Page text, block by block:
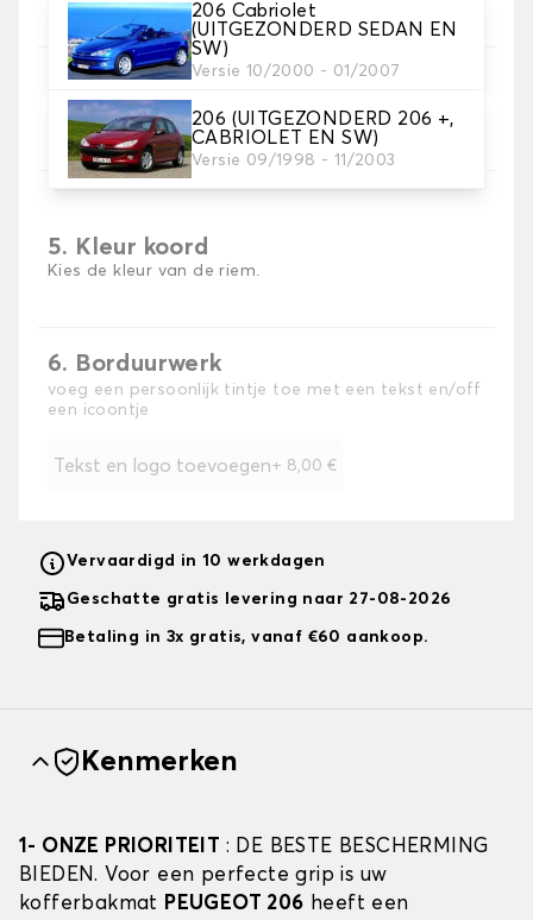
206 Cabriolet
(UITGEZONDERD SEDAN EN
SW)
Versie 10/2000 - 01/2007
206 (UITGEZONDERD 206 +,
CABRIOLET EN SW)
Versie 09/1998 - 11/2003
Kies het materiaal voor de riem.
5. Kleur koord
Kies de kleur van de riem.
6. Borduurwerk
voeg een persoonlijk tintje toe met een tekst en/off
een icoontje
Tekst en logo toevoegen+ 8,00 €
Vervaardigd in 10 werkdagen
Geschatte gratis levering naar 27-08-2026
Betaling in 3x gratis, vanaf €60 aankoop.
Kenmerken
1- ONZE PRIORITEIT : DE BESTE BESCHERMING
BIEDEN. Voor een perfecte grip is uw
kofferbakmat PEUGEOT 206 heeft een